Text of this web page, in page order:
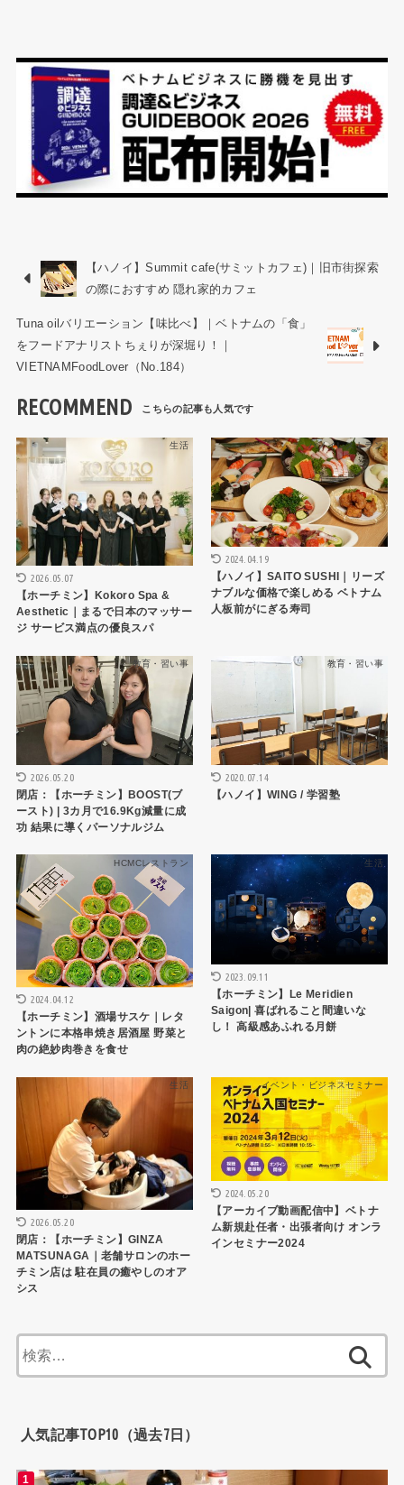
【ハノイ】Summit cafe(サミットカフェ)｜旧市街探索
の際におすすめ 隠れ家的カフェ
Tuna oilバリエーション【味比べ】｜ベトナムの「食」
をフードアナリストちぇりが深堀り！｜
VIETNAMFoodLover（No.184）
RECOMMEND
生活
2026.05.07
【ホーチミン】Kokoro Spa &
Aesthetic｜まるで日本のマッサー
ジ サービス満点の優良スパ
ハノイレストラン
2024.04.19
【ハノイ】SAITO SUSHI｜リーズ
ナブルな価格で楽しめる ベトナム
人板前がにぎる寿司
教育・習い事
2026.05.20
閉店：【ホーチミン】BOOST(ブ
ースト) | 3カ月で16.9Kg減量に成
功 結果に導くパーソナルジム
教育・習い事
2020.07.14
【ハノイ】WING / 学習塾
HCMCレストラン
2024.04.12
【ホーチミン】酒場サスケ｜レタ
ントンに本格串焼き居酒屋 野菜と
肉の絶妙肉巻きを食せ
生活
2023.09.11
【ホーチミン】Le Meridien
Saigon| 喜ばれること間違いな
し！ 高級感あふれる月餅
生活
2026.05.20
閉店：【ホーチミン】GINZA
MATSUNAGA｜老舗サロンのホー
チミン店は 駐在員の癒やしのオア
シス
イベント・ビジネスセミナー
2024.05.20
【アーカイブ動画配信中】ベトナ
ム新規赴任者・出張者向け オンラ
インセミナー2024
索:
人気記事TOP10（過去7日）